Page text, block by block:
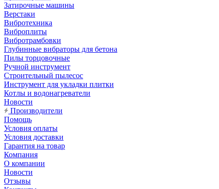
Затирочные машины
Верстаки
Вибротехника
Виброплиты
Вибротрамбовки
Глубинные вибраторы для бетона
Пилы торцовочные
Ручной инструмент
Строительный пылесос
Инструмент для укладки плитки
Котлы и водонагреватели
Новости
Производители
Помощь
Условия оплаты
Условия доставки
Гарантия на товар
Компания
О компании
Новости
Отзывы